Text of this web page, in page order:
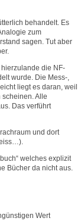
behandelt. Es
zum
sagen. Tut aber
die NF-
wurde. Die Mess-,
liegt es daran, weil
Alle
Das verführt
und dort
welches explizit
Bücher da nicht aus.
Wert